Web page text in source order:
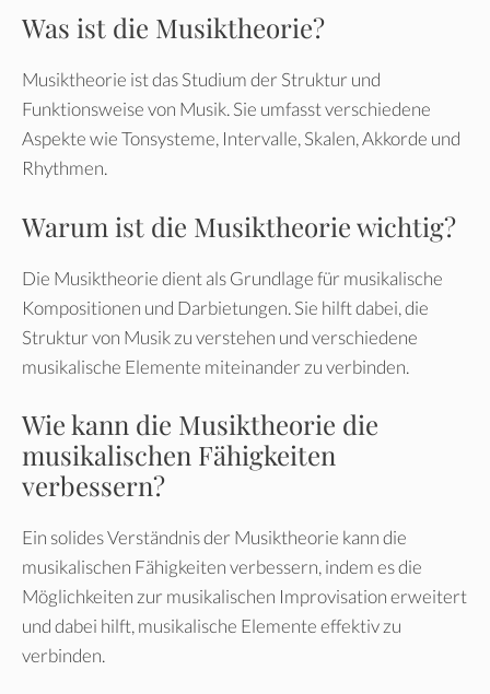
Was ist die Musiktheorie?
Musiktheorie ist das Studium der Struktur und
Funktionsweise von Musik. Sie umfasst verschiedene
Aspekte wie Tonsysteme, Intervalle, Skalen, Akkorde und
Rhythmen.
Warum ist die Musiktheorie wichtig?
Die Musiktheorie dient als Grundlage für musikalische
Kompositionen und Darbietungen. Sie hilft dabei, die
Struktur von Musik zu verstehen und verschiedene
musikalische Elemente miteinander zu verbinden.
Wie kann die Musiktheorie die
musikalischen Fähigkeiten
verbessern?
Ein solides Verständnis der Musiktheorie kann die
musikalischen Fähigkeiten verbessern, indem es die
Möglichkeiten zur musikalischen Improvisation erweitert
und dabei hilft, musikalische Elemente effektiv zu
verbinden.